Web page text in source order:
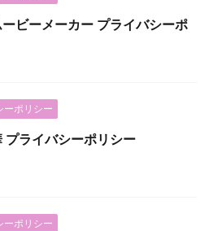
ビーメーカー プライバシーポ
ーポリシー
プライバシーポリシー
ーポリシー